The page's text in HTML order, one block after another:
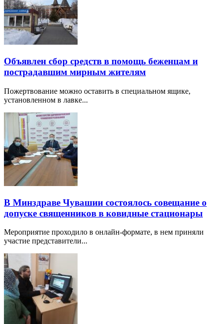
Объявлен сбор средств в помощь беженцам и
пострадавшим мирным жителям
Пожертвование можно оставить в специальном ящике,
установленном в лавке...
В Минздраве Чувашии состоялось совещание о
допуске священников в ковидные стационары
Мероприятие проходило в онлайн-формате, в нем приняли
участие представители...